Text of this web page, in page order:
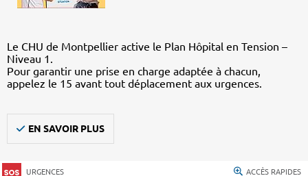
Le CHU de Montpellier active le Plan Hôpital en Tension –
Niveau 1.
Pour garantir une prise en charge adaptée à chacun,
appelez le 15 avant tout déplacement aux urgences.
EN SAVOIR PLUS
URGENCES ACCÈS RAPIDES